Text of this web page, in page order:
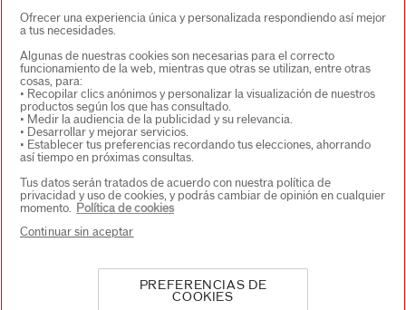
Ofrecer una experiencia única y personalizada respondiendo así mejor
a tus necesidades.
Algunas de nuestras cookies son necesarias para el correcto
funcionamiento de la web, mientras que otras se utilizan, entre otras
cosas, para:
• Recopilar clics anónimos y personalizar la visualización de nuestros
productos según los que has consultado.
• Medir la audiencia de la publicidad y su relevancia.
• Desarrollar y mejorar servicios.
• Establecer tus preferencias recordando tus elecciones, ahorrando
así tiempo en próximas consultas.
Tus datos serán tratados de acuerdo con nuestra política de
privacidad y uso de cookies, y podrás cambiar de opinión en cualquier
momento. Política de cookies
PREFERENCIAS DE
COOKIES
Continuar sin aceptar